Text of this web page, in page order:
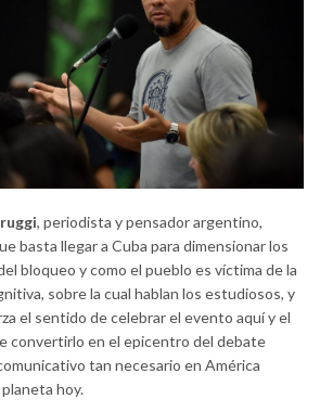
, periodista y pensador argentino,
basta llegar a Cuba para dimensionar los
bloqueo y como el pueblo es víctima de la
sobre la cual hablan los estudiosos, y
el sentido de celebrar el evento aquí y el
convertirlo en el epicentro del debate
tan necesario en América
hoy.